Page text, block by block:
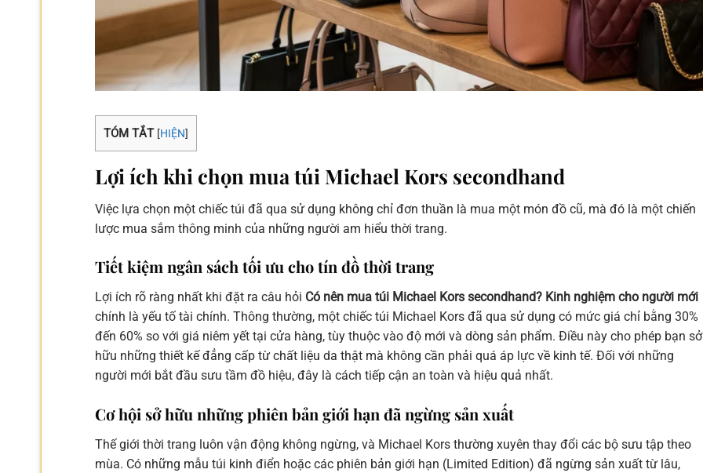
TÓM TẮT [HIỆN]
Lợi ích khi chọn mua túi Michael Kors secondhand
Việc lựa chọn một chiếc túi đã qua sử dụng không chỉ đơn thuần là mua một món đồ cũ, mà đó là một chiến
lược mua sắm thông minh của những người am hiểu thời trang.
Tiết kiệm ngân sách tối ưu cho tín đồ thời trang
Lợi ích rõ ràng nhất khi đặt ra câu hỏi Có nên mua túi Michael Kors secondhand? Kinh nghiệm cho người mới
chính là yếu tố tài chính. Thông thường, một chiếc túi Michael Kors đã qua sử dụng có mức giá chỉ bằng 30%
đến 60% so với giá niêm yết tại cửa hàng, tùy thuộc vào độ mới và dòng sản phẩm. Điều này cho phép bạn sở
hữu những thiết kế đẳng cấp từ chất liệu da thật mà không cần phải quá áp lực về kinh tế. Đối với những
người mới bắt đầu sưu tầm đồ hiệu, đây là cách tiếp cận an toàn và hiệu quả nhất.
Cơ hội sở hữu những phiên bản giới hạn đã ngừng sản xuất
Thế giới thời trang luôn vận động không ngừng, và Michael Kors thường xuyên thay đổi các bộ sưu tập theo
mùa. Có những mẫu túi kinh điển hoặc các phiên bản giới hạn (Limited Edition) đã ngừng sản xuất từ lâu,